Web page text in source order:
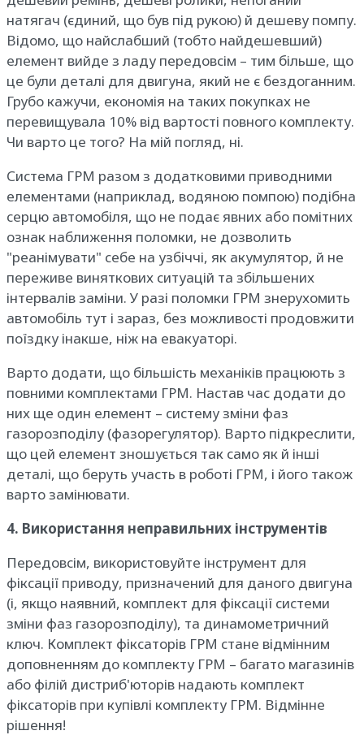
натягач (єдиний, що був під рукою) й дешеву помпу.
Відомо, що найслабший (тобто найдешевший)
елемент вийде з ладу передовсім – тим більше, що
це були деталі для двигуна, який не є бездоганним.
Грубо кажучи, економія на таких покупках не
перевищувала 10% від вартості повного комплекту.
Чи варто це того? На мій погляд, ні.
Система ГРМ разом з додатковими приводними
елементами (наприклад, водяною помпою) подібна
серцю автомобіля, що не подає явних або помітних
ознак наближення поломки, не дозволить
"реанімувати" себе на узбіччі, як акумулятор, й не
переживе виняткових ситуацій та збільшених
інтервалів заміни. У разі поломки ГРМ знерухомить
автомобіль тут і зараз, без можливості продовжити
поїздку інакше, ніж на евакуаторі.
Варто додати, що більшість механіків працюють з
повними комплектами ГРМ. Настав час додати до
них ще один елемент – систему зміни фаз
газорозподілу (фазорегулятор). Варто підкреслити,
що цей елемент зношується так само як й інші
деталі, що беруть участь в роботі ГРМ, і його також
варто замінювати.
4. Використання неправильних інструментів
Передовсім, використовуйте інструмент для
фіксації приводу, призначений для даного двигуна
(і, якщо наявний, комплект для фіксації системи
зміни фаз газорозподілу), та динамометричний
ключ. Комплект фіксаторів ГРМ стане відмінним
доповненням до комплекту ГРМ – багато магазинів
або філій дистриб'юторів надають комплект
фіксаторів при купівлі комплекту ГРМ. Відмінне
рішення!